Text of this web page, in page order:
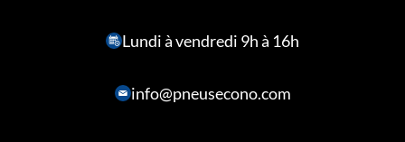
Lundi à vendredi 9h à 16h
info@pneusecono.com